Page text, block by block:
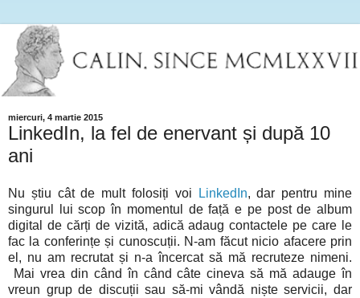
miercuri, 4 martie 2015
LinkedIn, la fel de enervant și după 10
ani
Nu știu cât de mult folosiți voi LinkedIn, dar pentru mine
singurul lui scop în momentul de față e pe post de album
digital de cărți de vizită, adică adaug contactele pe care le
fac la conferințe și cunoscuții. N-am făcut nicio afacere prin
el, nu am recrutat și n-a încercat să mă recruteze nimeni.
Mai vrea din când în când câte cineva să mă adauge în
vreun grup de discuții sau să-mi vândă niște servicii, dar